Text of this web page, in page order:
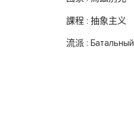
課程 : 抽象主义
流派 : Батальный